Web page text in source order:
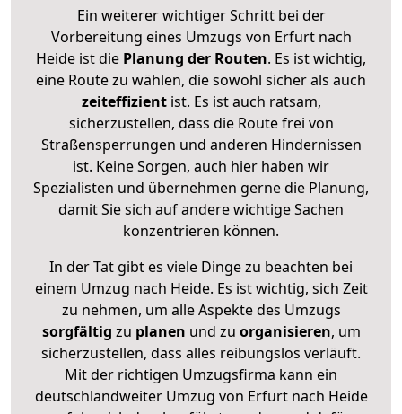
Ein weiterer wichtiger Schritt bei der
Vorbereitung eines Umzugs von Erfurt nach
Heide ist die Planung der Routen. Es ist wichtig,
eine Route zu wählen, die sowohl sicher als auch
zeiteffizientist. Es ist auch ratsam,
sicherzustellen, dass die Route frei von
Straßensperrungen und anderen Hindernissen
ist. Keine Sorgen, auch hier haben wir
Spezialisten und übernehmen gerne die Planung,
damit Sie sich auf andere wichtige Sachen
konzentrieren können.
In der Tat gibt es viele Dinge zu beachten bei
einem Umzug nach Heide. Es ist wichtig, sich Zeit
zu nehmen, um alle Aspekte des Umzugs
sorgfältig zu planen und zu organisieren, um
sicherzustellen, dass alles reibungslos verläuft.
Mit der richtigen Umzugsfirma kann ein
deutschlandweiter Umzug von Erfurt nach Heide